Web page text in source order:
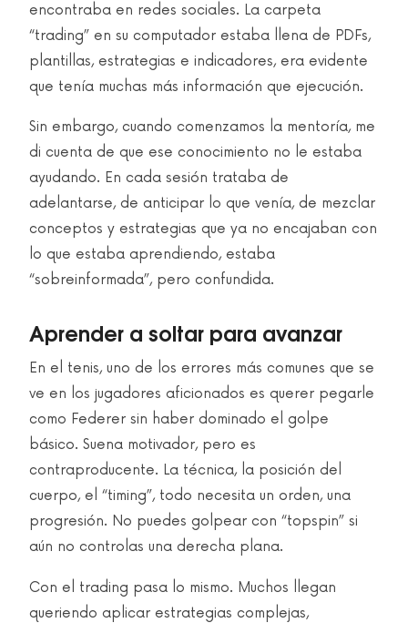
encontraba en redes sociales. La carpeta
“trading” en su computador estaba llena de PDFs,
plantillas, estrategias e indicadores, era evidente
que tenía muchas más información que ejecución.
Sin embargo, cuando comenzamos la mentoría, me
di cuenta de que ese conocimiento no le estaba
ayudando. En cada sesión trataba de
adelantarse, de anticipar lo que venía, de mezclar
conceptos y estrategias que ya no encajaban con
lo que estaba aprendiendo, estaba
“sobreinformada”, pero confundida.
Aprender a soltar para avanzar
En el tenis, uno de los errores más comunes que se
ve en los jugadores aficionados es querer pegarle
como Federer sin haber dominado el golpe
básico. Suena motivador, pero es
contraproducente. La técnica, la posición del
cuerpo, el “timing”, todo necesita un orden, una
progresión. No puedes golpear con “topspin” si
aún no controlas una derecha plana.
Con el trading pasa lo mismo. Muchos llegan
queriendo aplicar estrategias complejas,